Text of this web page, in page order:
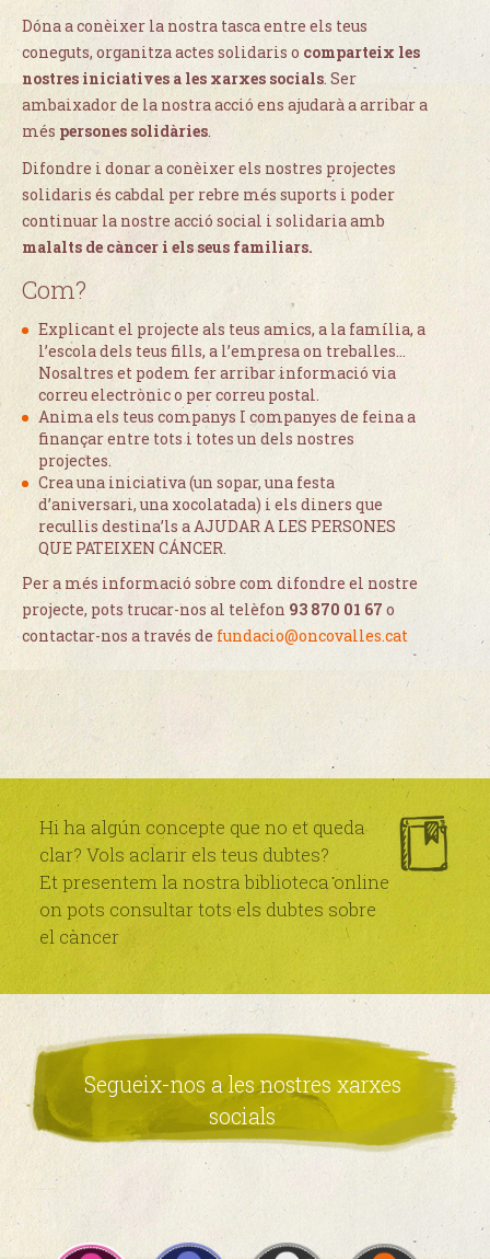
Dóna a conèixer la nostra tasca entre els teus
coneguts, organitza actes solidaris o comparteix les
nostres iniciatives a les xarxes socials. Ser
ambaixador de la nostra acció ens ajudarà a arribar a
més persones solidàries.
Difondre i donar a conèixer els nostres projectes
solidaris és cabdal per rebre més suports i poder
continuar la nostre acció social i solidaria amb
malalts de càncer i els seus familiars.
Com?
Explicant el projecte als teus amics, a la família, a
l’escola dels teus fills, a l’empresa on treballes...
Nosaltres et podem fer arribar informació via
correu electrònic o per correu postal.
Anima els teus companys I companyes de feina a
finançar entre tots i totes un dels nostres
projectes.
Crea una iniciativa (un sopar, una festa
d’aniversari, una xocolatada) i els diners que
recullis destina’ls a AJUDAR A LES PERSONES
QUE PATEIXEN CÁNCER.
Per a més informació sobre com difondre el nostre
projecte, pots trucar-nos al telèfon 93 870 01 67 o
contactar-nos a través de fundacio@oncovalles.cat
Hi ha algún concepte que no et queda
clar? Vols aclarir els teus dubtes?
Et presentem la nostra biblioteca online
on pots consultar tots els dubtes sobre
el càncer
Segueix-nos a les nostres xarxes
socials